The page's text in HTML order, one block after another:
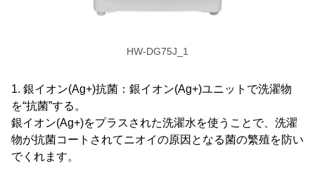
HW-DG75J_1
1. 銀イオン(Ag+)抗菌：銀イオン(Ag+)ユニットで洗濯物
を“抗菌”する。
銀イオン(Ag+)をプラスされた洗濯水を使うことで、洗濯
物が抗菌コートされてニオイの原因となる菌の繁殖を防い
でくれます。